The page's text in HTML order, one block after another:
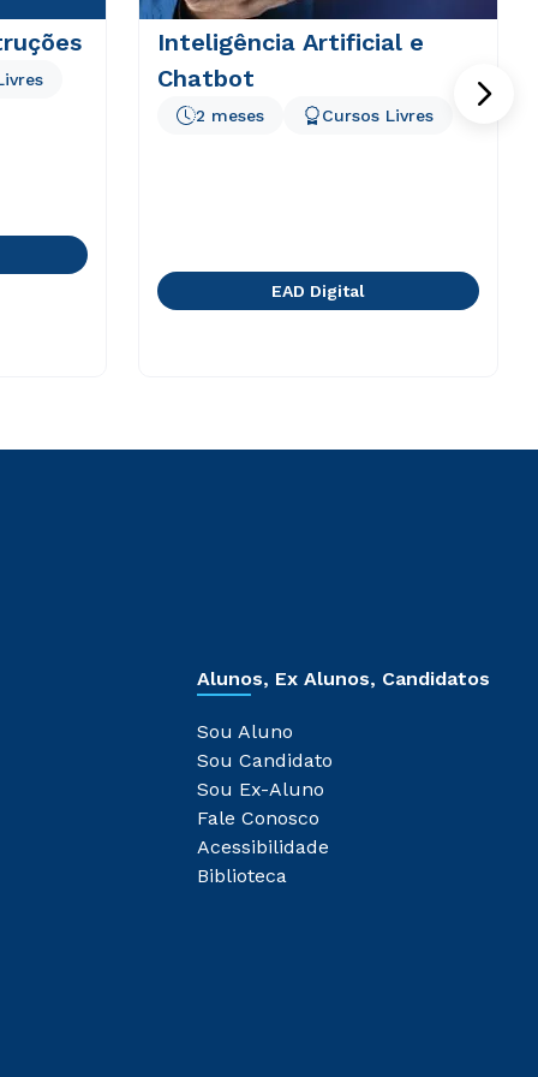
Inteligência Artificial e
Chatbot
2 meses Cursos Livres
EAD Digital
Alunos, Ex Alunos, Candidatos
Sou Aluno
Sou Candidato
Sou Ex-Aluno
Fale Conosco
Acessibilidade
Biblioteca